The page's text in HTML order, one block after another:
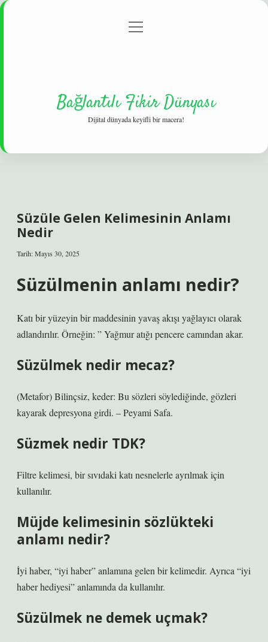
Gizlilik Politikası
menüyü
Bağlantılı Fikir Dünyası
Dijital dünyada keyifli bir macera!
Süzüle Gelen Kelimesinin Anlamı
Nedir
Tarih: Mayıs 30, 2025
Süzülmenin anlamı nedir?
Katı bir yüzeyin bir maddesinin yavaş akışı yağlayıcı olarak
adlandırılır. Örneğin: ” Yağmur atığı pencere camından akar.
Süzülmek nedir mecaz?
(Metafor) Bilinçsiz, keder: Bu sözleri söylediğinde, gözleri
kayarak depresyona girdi. – Peyami Safa.
Süzmek nedir TDK?
Filtre kelimesi, bir sıvıdaki katı nesnelerle ayrılmak için
kullanılır.
Müjde kelimesinin sözlükteki
anlamı nedir?
İyi haber, “iyi haber” anlamına gelen bir kelimedir. Ayrıca “iyi
haber hediyesi” anlamında da kullanılır.
Süzülmek ne demek uçmak?